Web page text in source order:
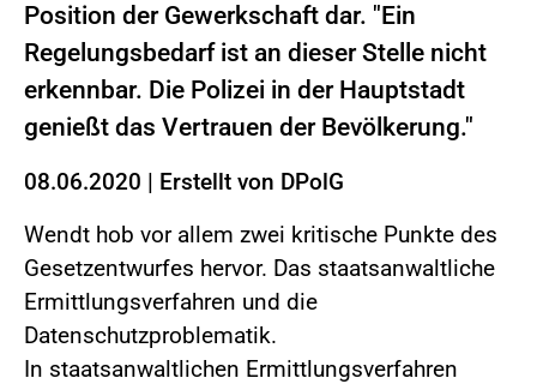
Position der Gewerkschaft dar. "Ein
Regelungsbedarf ist an dieser Stelle nicht
erkennbar. Die Polizei in der Hauptstadt
genießt das Vertrauen der Bevölkerung."
08.06.2020 | Erstellt von DPolG
Wendt hob vor allem zwei kritische Punkte des
Gesetzentwurfes hervor. Das staatsanwaltliche
Ermittlungsverfahren und die
Datenschutzproblematik.
In staatsanwaltlichen Ermittlungsverfahren